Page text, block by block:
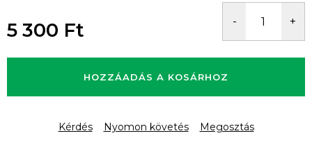
5 300 Ft
HOZZÁADÁS A KOSÁRHOZ
Kérdés Nyomon követés Megosztás